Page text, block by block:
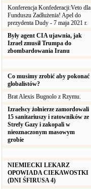
Konferencja Konfederacji:Veto dla
Funduszu Zadłużenia! Apel do
prezydenta Dudy - 7 maja 2021 r.
Były agent CIA ujawnia, jak
Izrael zmusił Trumpa do
zbombardowania Iranu
Co musimy zrobić aby pokonać
globalistów?
Brat Alexis Bugnolo z Rzymu.
Izraelscy żołnierze zamordowali
15 sanitariuszy i ratowników ze
Strefy Gazy i zakopali w
nieoznaczonym masowym
grobie
NIEMIECKI LEKARZ
OPOWIADA CIEKAWOSTKI
(DNI ŚFIRUSA 4)